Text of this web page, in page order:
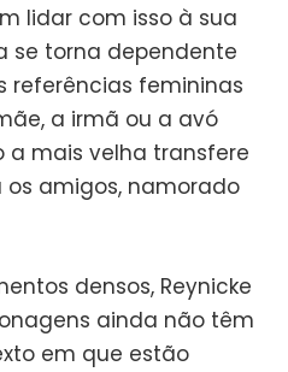
lidar com isso à sua
se torna dependente
referências femininas
a irmã ou a avó
mais velha transfere
amigos, namorado
densos, Reynicke
ainda não têm
em que estão